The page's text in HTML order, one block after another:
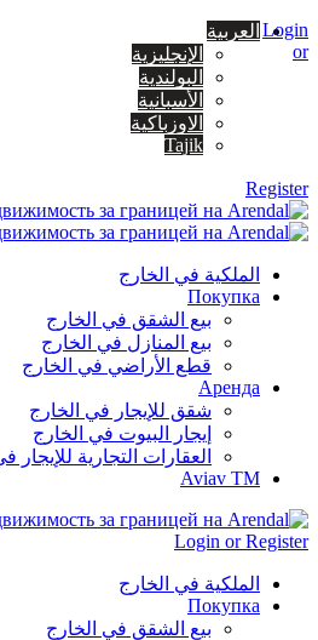
العربية
الإنجليزية
البولندية
الأسبانية
الاوزباكية
Tajik
Login
or
Register
الملكية في الخارج
Покупка
بيع الشقق في الخارج
بيع المنازل في الخارج
قطع الأراضي في الخارج
Аренда
شقق للإيجار في الخارج
إيجار البيوت في الخارج
العقارات التجارية للإيجار
Aviav TM
Login or Register
الملكية في الخارج
Покупка
بيع الشقق في الخارج